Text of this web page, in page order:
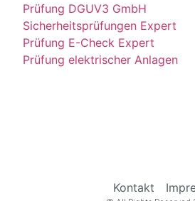
Prüfung DGUV3 GmbH
Sicherheitsprüfungen Expert
Prüfung E-Check Expert
Prüfung elektrischer Anlagen
Kontakt